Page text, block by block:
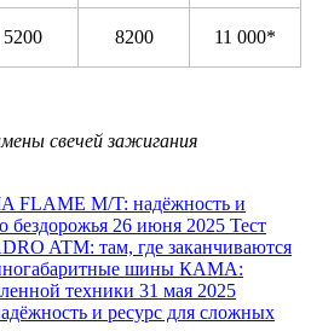
5200 8200 11 000*
свечей зажигания
M/T: надёжность и
бездорожья 26 июня 2025 Тест
ATM: там, где заканчиваются
шины КАМА:
техники 31 мая 2025
и ресурс для сложных